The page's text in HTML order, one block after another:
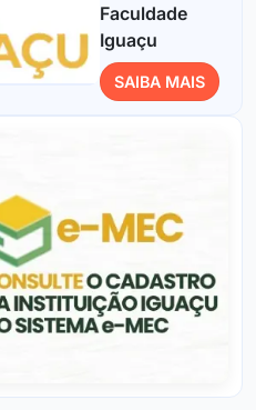
Faculdade
Iguaçu
SAIBA MAIS